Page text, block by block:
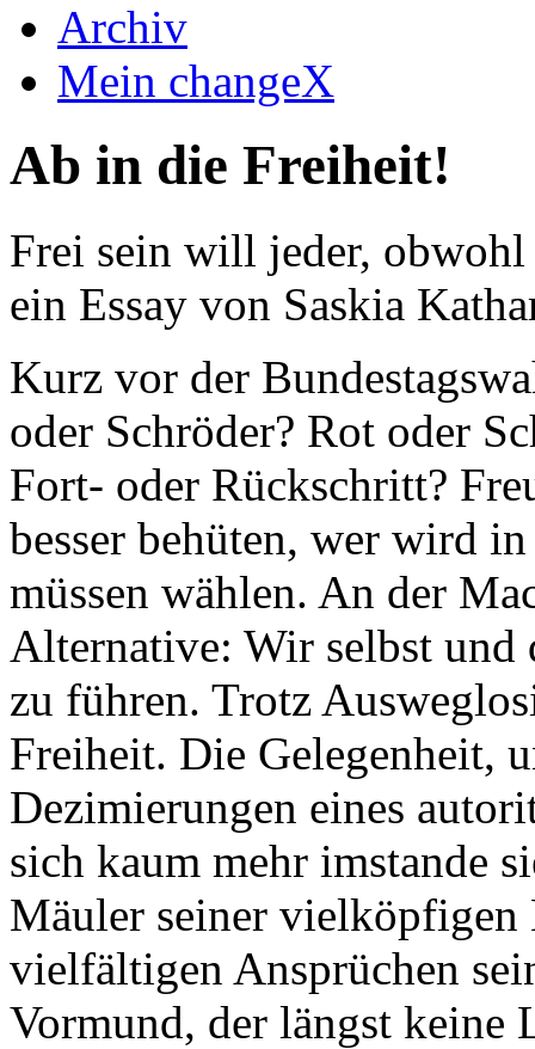
Archiv
Mein changeX
Ab in die Freiheit!
Frei sein will jeder,
ein Essay von Saskia
Kurz vor der
oder Schröder? Rot oder
Fort- oder Rückschritt?
besser behüten, wer wird
müssen wählen. An der
Alternative: Wir selbst
zu führen. Trotz
Freiheit. Die Gelegenheit,
Dezimierungen eines
sich kaum mehr imstande
Mäuler seiner vielköpfigen
vielfältigen Ansprüchen
Vormund, der längst keine